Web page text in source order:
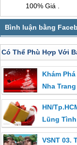
100% Giá .
Có Thể Phù Hợp Với
Khám
Nha Trang
HN/
Lũng Tình
VSNT 03.